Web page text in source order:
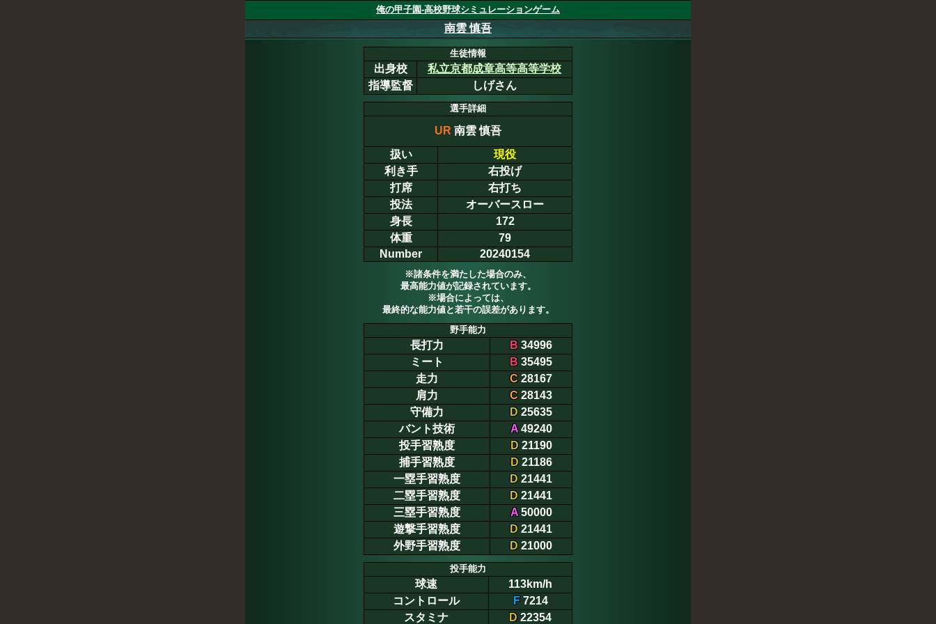
俺の甲子園-高校野球シミュレーションゲーム
南雲 慎吾
生徒情報
出身校
私立京都成章高等高等学校
指導監督
しげさん
選手詳細
UR 南雲 慎吾
扱い
現役
利き手
右投げ
打席
右打ち
投法
オーバースロー
身長
172
体重
79
Number
20240154
※諸条件を満たした場合のみ、
最高能力値が記録されています。
※場合によっては、
最終的な能力値と若干の誤差があります。
野手能力
長打力 B 34996
ミート
B 35495
走力
C 28167
肩力
C 28143
守備力
D 25635
バント技術
A49240
投手習熟度
D21190
捕手習熟度
D21186
一塁手習熟度
D 21441
二塁手習熟度
D 21441
三塁手習熟度
A50000
遊撃手習熟度
D 21441
外野手習熟度
D 21000
投手能力
球速
113km/h
コントロール
F7214
スタミナ
D 22354